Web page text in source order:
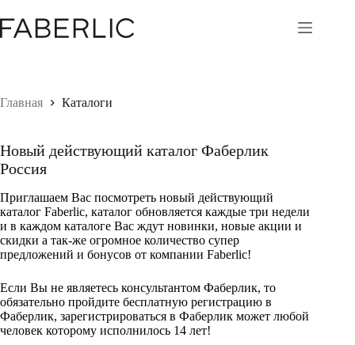
к
сути
Главная Каталоги
Новый действующий каталог Фаберлик
Россия
Приглашаем Вас посмотреть новый действующий
каталог Faberlic, каталог обновляется каждые три недели
и в каждом каталоге Вас ждут новинки, новые акции и
скидки а так-же огромное количество супер
предложений и бонусов от компании Faberlic!
Если Вы не являетесь консультантом Фаберлик, то
обязательно пройдите бесплатную регистрацию в
Фаберлик, зарегистрироваться в Фаберлик может любой
человек которому исполнилось 14 лет!